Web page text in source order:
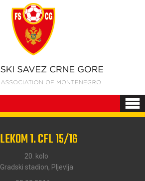
1. CFL 15/16
20. kolo
Gradski stadion, Pljevlja